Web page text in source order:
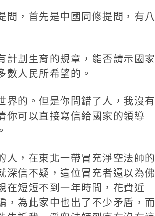
，首先是中國同修提問，有八
劃生育的規章，能否請示國家
數人民所希望的。
的。但是你問錯了人，我沒有
你可以直接寫信給國家的領導
，在東北一帶冒充淨空法師的
深信不疑，這位冒充者還以為佛
在短短不到一年時間，花費近
，為此家中也出了不少矛盾，而